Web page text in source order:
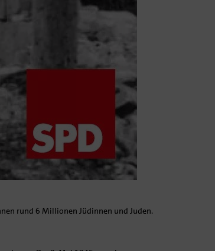
rund 6 Millionen Jüdinnen und Juden.